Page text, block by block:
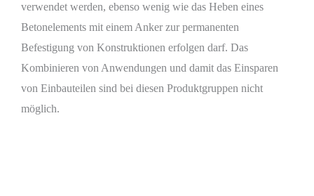
verwendet werden, ebenso wenig wie das Heben eines
Betonelements mit einem Anker zur permanenten
Befestigung von Konstruktionen erfolgen darf. Das
Kombinieren von Anwendungen und damit das Einsparen
von Einbauteilen sind bei diesen Produktgruppen nicht
möglich.